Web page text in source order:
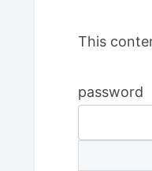
This
password